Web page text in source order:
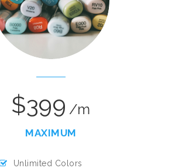
$399 /m
MAXIMUM
Unlimited Colors